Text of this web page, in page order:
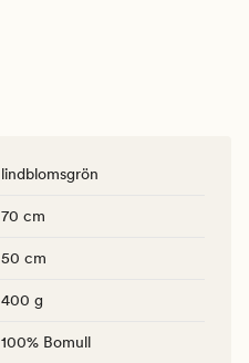
lindblomsgrön
70 cm
50 cm
400 g
100% Bomull